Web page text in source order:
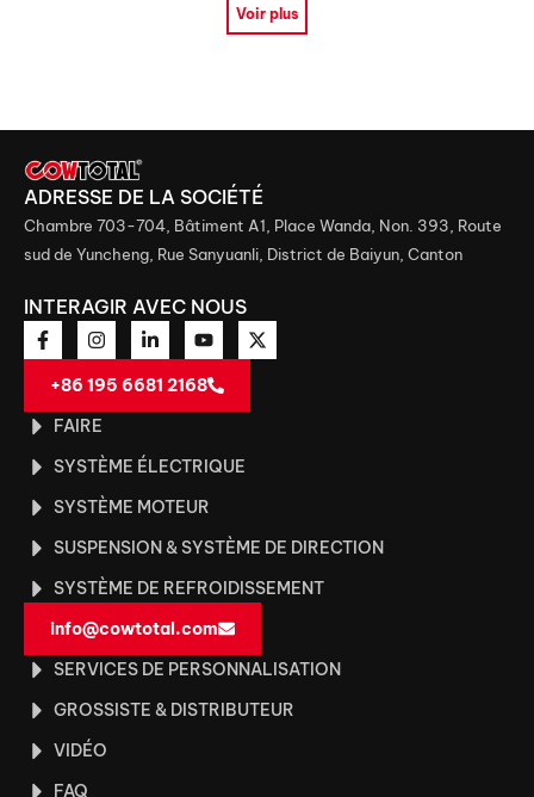
Voir plus
ADRESSE DE LA SOCIÉTÉ
Chambre 703-704, Bâtiment A1, Place Wanda, Non. 393, Route
sud de Yuncheng, Rue Sanyuanli, District de Baiyun, Canton
INTERAGIR AVEC NOUS
+86 195 6681 2168
FAIRE
SYSTÈME ÉLECTRIQUE
SYSTÈME MOTEUR
SUSPENSION & SYSTÈME DE DIRECTION
SYSTÈME DE REFROIDISSEMENT
info@cowtotal.com
SERVICES DE PERSONNALISATION
GROSSISTE & DISTRIBUTEUR
VIDÉO
FAQ